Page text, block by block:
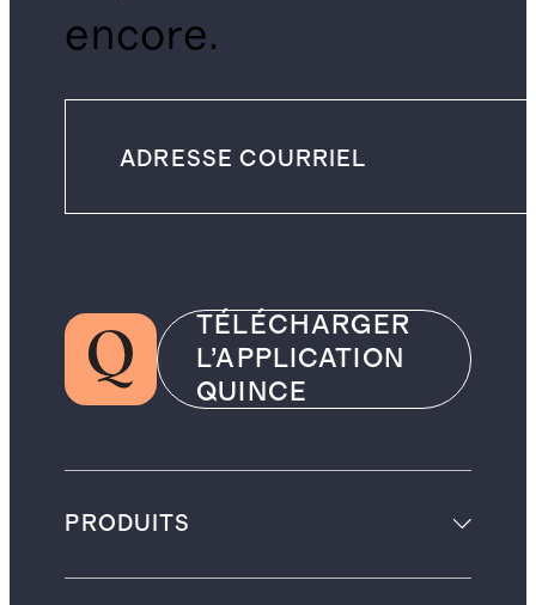
encore.
TÉLÉCHARGER
L’APPLICATION
QUINCE
PRODUITS